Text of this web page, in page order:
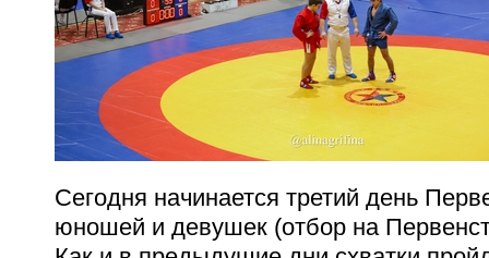
Сегодня начинается третий день
юношей и девушек (отбор на